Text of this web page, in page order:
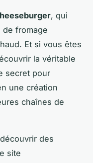
, qui
de fromage
Et si vous êtes
la véritable
secret pour
une création
chaînes de
des
site